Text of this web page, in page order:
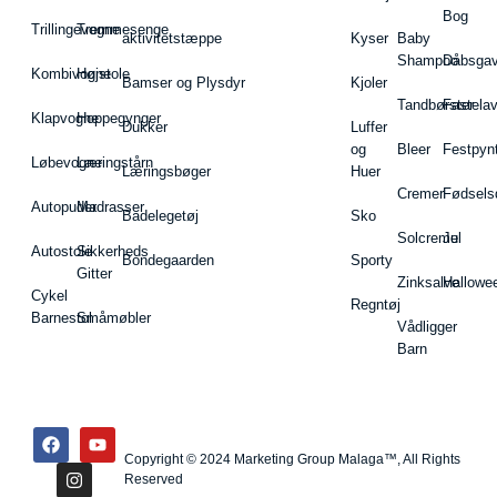
Trillingevogne
Kombivogne
Klapvogne
Løbevogne
Autopuder
Autostole
Cykel
Barnestol
Tremmesenge
Højstole
Hoppegynger
Læringstårn
Madrasser
Sikkerheds
Gitter
Småmøbler
aktivitetstæppe
Bamser og Plysdyr
Dukker
Læringsbøger
Badelegetøj
Bondegaarden
Kyser
Kjoler
Luffer
og
Huer
Sko
Sporty
Regntøj
Baby
Shampoo
Tandbørster
Bleer
Cremer
Solcreme
Zinksalve
Vådligger
Barn
Bog
Jul
Copyright © 2024 Marketing Group Malaga™, All Rights
Reserved